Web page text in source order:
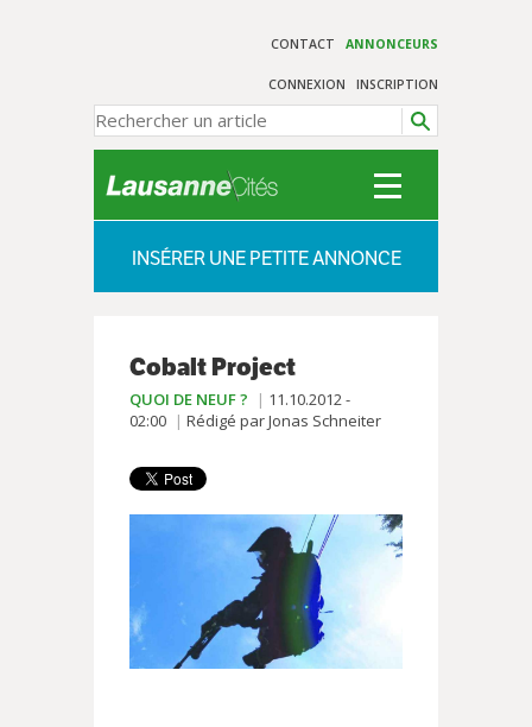
CONTACT ANNONCEURS
CONNEXION INSCRIPTION
INSÉRER UNE PETITE ANNONCE
Cobalt Project
QUOI DE NEUF ?
11.10.2012 -
02:00
Rédigé par Jonas Schneiter